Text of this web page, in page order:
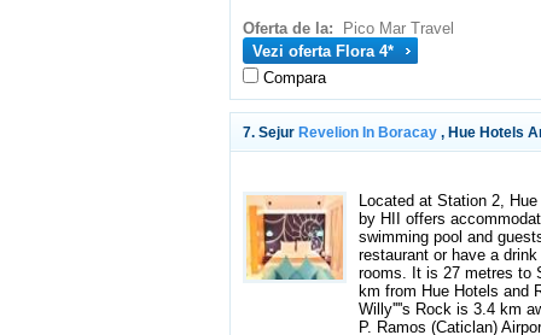
Oferta de la:
Pico Mar Travel
Vezi oferta Flora 4*
Compara
7. Sejur Revelion In Boracay , Hue Hotels
Located at Station 2,
by HII offers
swimming pool and
restaurant or have a
rooms. It is 27 metres to
km from Hue Hotels and
Willy''''s Rock is 3.4 km
P. Ramos (Caticlan)